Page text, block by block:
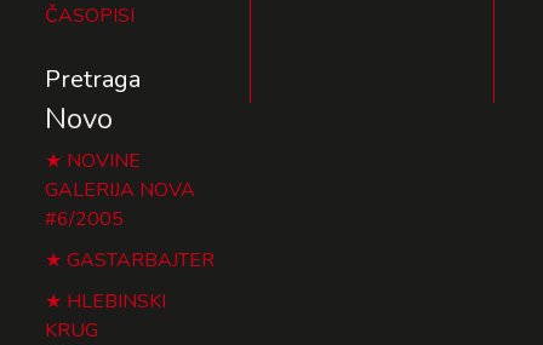
ČASOPISI
Pretraga
Novo
NOVINE
GALERIJA NOVA
#6/2005
GASTARBAJTER
HLEBINSKI
KRUG